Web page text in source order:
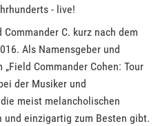
- live!
C. kurz nach dem
Als Namensgeber und
Commander Cohen: Tour
der Musiker und
meist melancholischen
und einzigartig zum Besten gibt.